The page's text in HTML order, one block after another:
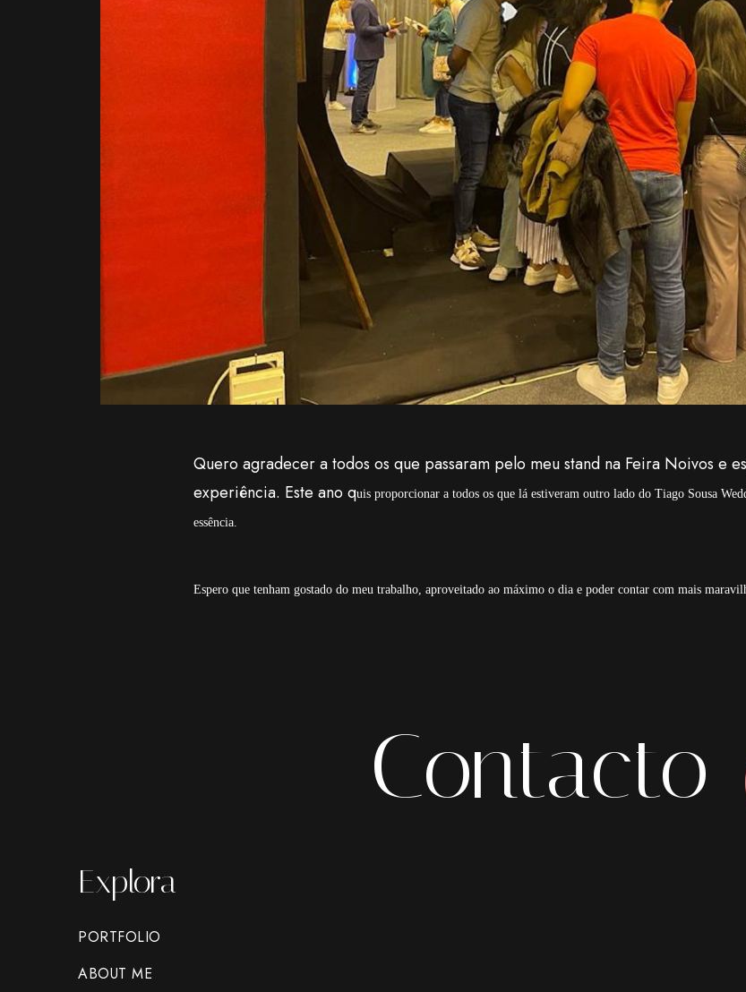
Quero agradecer a todos os que passaram pelo meu stand na Feira Noivos e
experiência. Este ano quis proporcionar a todos os que lá estiveram outro lado do Tiago Sousa
essência.
Espero que tenham gostado do meu trabalho, aproveitado ao máximo o dia e poder contar com mais
Contacto
Explora
PORTFOLIO
ABOUT ME